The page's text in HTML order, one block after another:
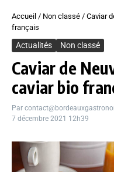
Accueil / Non classé / Caviar
français
Actualités Non classé
Caviar de
caviar bio
Par
7 décembre 2021 12h39